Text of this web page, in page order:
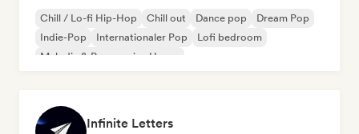
Chill / Lo-fi Hip-Hop Chill out Dance pop
Dream Pop
Indie-Pop
Internationaler Pop
Lofi bedroom
Melodic & Progressive House
Infinite Letters